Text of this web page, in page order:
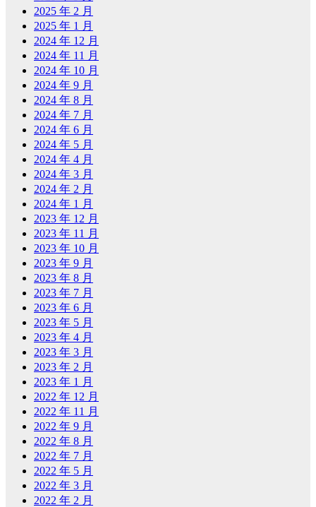
2025 年 2 月
2025 年 1 月
2024 年 12 月
2024 年 11 月
2024 年 10 月
2024 年 9 月
2024 年 8 月
2024 年 7 月
2024 年 6 月
2024 年 5 月
2024 年 4 月
2024 年 3 月
2024 年 2 月
2024 年 1 月
2023 年 12 月
2023 年 11 月
2023 年 10 月
2023 年 9 月
2023 年 8 月
2023 年 7 月
2023 年 6 月
2023 年 5 月
2023 年 4 月
2023 年 3 月
2023 年 2 月
2023 年 1 月
2022 年 12 月
2022 年 11 月
2022 年 9 月
2022 年 8 月
2022 年 7 月
2022 年 5 月
2022 年 3 月
2022 年 2 月